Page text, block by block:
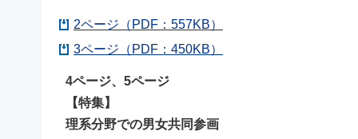
2ページ（PDF：557KB）
3ページ（PDF：450KB）
4ページ、5ページ
【特集】
理系分野での男女共同参画